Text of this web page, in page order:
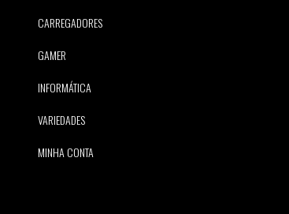
CARREGADORES
GAMER
INFORMÁTICA
VARIEDADES
MINHA CONTA